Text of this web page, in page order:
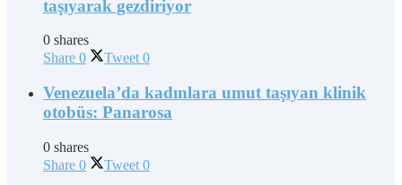
taşıyarak gezdiriyor
0 shares
Share 0 Tweet 0
Venezuela’da kadınlara umut taşıyan klinik
otobüs: Panarosa
0 shares
Share 0 Tweet 0